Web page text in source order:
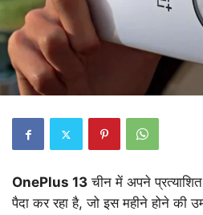
OnePlus 13 चीन में अपने
पैदा कर रहा है, जो इस महीने होने की